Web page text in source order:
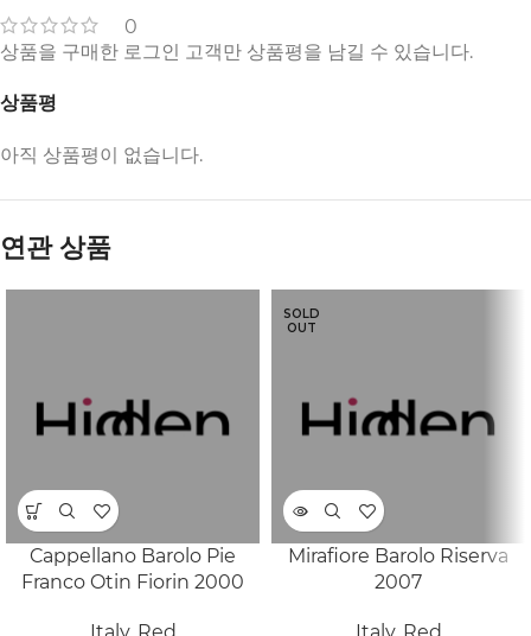
0
상품평
아직 상품평이 없습니다.
상품을 구매한 로그인 고객만 상품평을 남길 수 있습니다.
연관 상품
Cappellano Barolo Pie
Franco Otin Fiorin 2000
SOLD
OUT
Mirafiore Barolo Riserva
2007